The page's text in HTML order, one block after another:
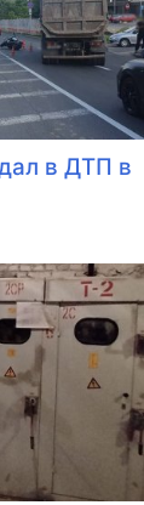
в ДТП в